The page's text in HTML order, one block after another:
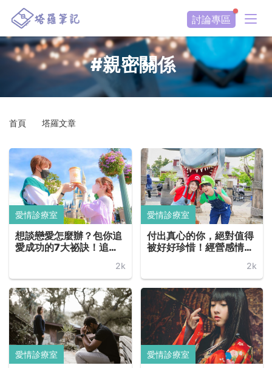
討論專區
#親密關係
首頁 塔羅文章
愛情診療室
想談戀愛怎麼辦？包你追
愛成功的7大祕訣！追求
2k
愛情診療室
付出真心的你，絕對值得
被好好珍惜！經營感情是
2k
愛情診療室 愛情診療室